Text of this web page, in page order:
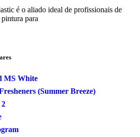
é o aliado ideal de profissionais de
para
MS White
(Summer Breeze)
2